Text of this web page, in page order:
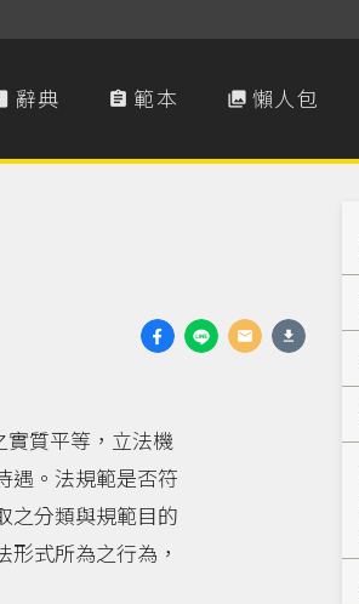
辭典  範本  懶人包
質平等，立法機
遇。法規範是否符
之分類與規範目的
式所為之行為，